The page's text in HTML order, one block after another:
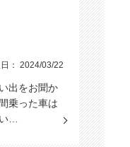
： 2024/03/22
出をお聞か
乗った車は
…